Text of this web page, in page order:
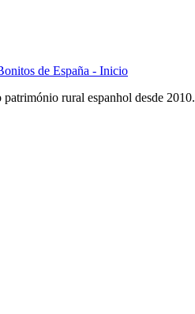
de España - Inicio
rural espanhol desde 2010.